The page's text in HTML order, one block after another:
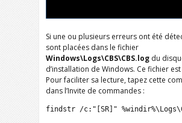
Si une ou plusieurs erreurs ont été
sont placées dans le fichier
Windows\Logs\CBS\CBS.log du
d’installation de Windows. Ce fichier
Pour faciliter sa lecture, tapez cette
dans l’Invite de commandes :
findstr /c:"[SR]"